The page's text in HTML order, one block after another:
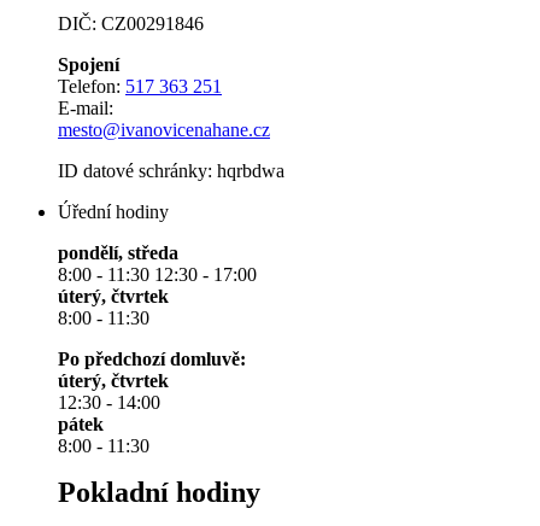
DIČ: CZ00291846
Spojení
Telefon: 517 363 251
E-mail:
mesto@ivanovicenahane.cz
ID datové schránky: hqrbdwa
Úřední hodiny
pondělí, středa
8:00 - 11:30 12:30 - 17:00
úterý, čtvrtek
8:00 - 11:30
Po předchozí domluvě:
úterý, čtvrtek
12:30 - 14:00
pátek
8:00 - 11:30
Pokladní hodiny